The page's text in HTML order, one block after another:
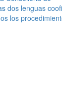
dos lenguas
los